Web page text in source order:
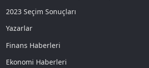
2023 Seçim Sonuçları
Yazarlar
Finans Haberleri
Ekonomi Haberleri